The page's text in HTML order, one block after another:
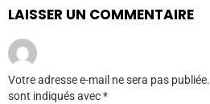
LAISSER UN COMMENTAIRE
Votre adresse e-mail ne sera pas publiée.
sont indiqués avec*